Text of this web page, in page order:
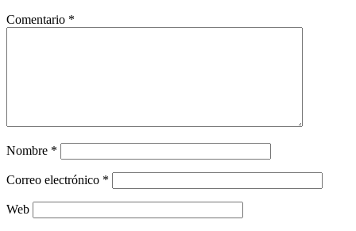
Comentario *
Nombre *
Correo electrónico *
Web